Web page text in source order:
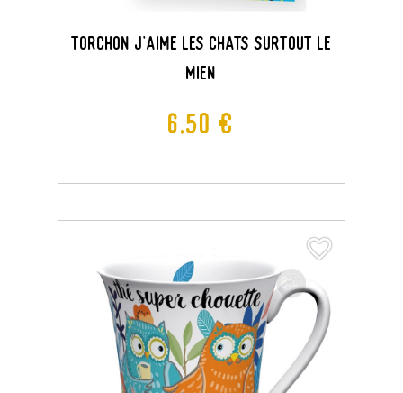
TORCHON J'AIME LES CHATS SURTOUT LE
MIEN
Prix
6,50 €
favorite_border
favorite_border